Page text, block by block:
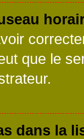
que le
dans la